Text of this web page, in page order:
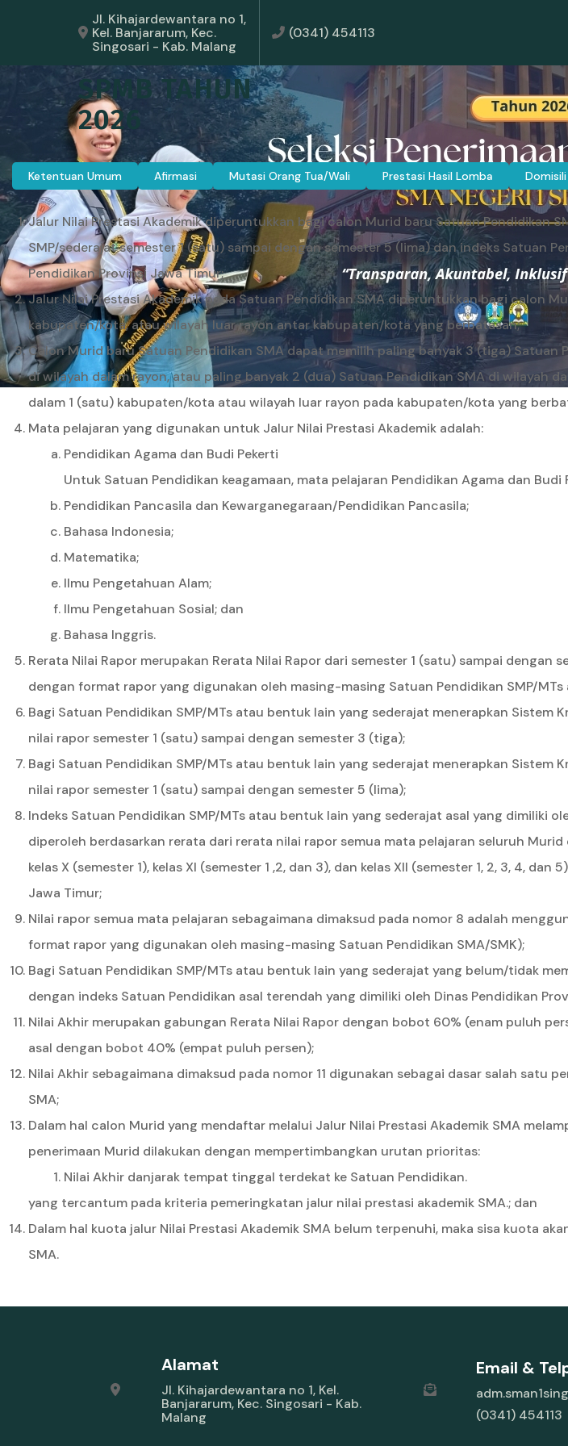
Jl. Kihajardewantara no 1,
Kel. Banjararum, Kec.
Singosari - Kab. Malang
(0341) 454113
SPMB TAHUN
2026
Ketentuan Umum Afirmasi Mutasi Orang Tua/Wali Prestasi Hasil Lomba Domisili
Jalur Nilai Prestasi Akademik diperuntukkan bagi calon Murid baru Satuan Pendidikan
SMP/sederajat semester 1 (satu) sampai dengan semester 5 (lima) dan indeks Satuan
Pendidikan Provinsi Jawa Timur;
Jalur Nilai Prestasi Akademik pada Satuan Pendidikan SMA diperuntukkan bagi calon
kabupaten/kota, atau wilayah luar rayon antar kabupaten/kota yang berbatasan;
Calon Murid baru Satuan Pendidikan SMA dapat memilih paling banyak 3 (tiga)
di wilayah dalam rayon, atau paling banyak 2 (dua) Satuan Pendidikan SMA di wilayah
dalam 1 (satu) kabupaten/kota atau wilayah luar rayon pada kabupaten/kota yang
Mata pelajaran yang digunakan untuk Jalur Nilai Prestasi Akademik adalah:
Pendidikan Agama dan Budi Pekerti
Untuk Satuan Pendidikan keagamaan, mata pelajaran Pendidikan Agama dan
Pendidikan Pancasila dan Kewarganegaraan/Pendidikan Pancasila;
Bahasa Indonesia;
Matematika;
Ilmu Pengetahuan Alam;
Ilmu Pengetahuan Sosial; dan
Bahasa Inggris.
Rerata Nilai Rapor merupakan Rerata Nilai Rapor dari semester 1 (satu) sampai
dengan format rapor yang digunakan oleh masing-masing Satuan Pendidikan SMP/
Bagi Satuan Pendidikan SMP/MTs atau bentuk lain yang sederajat menerapkan Sistem
nilai rapor semester 1 (satu) sampai dengan semester 3 (tiga);
Bagi Satuan Pendidikan SMP/MTs atau bentuk lain yang sederajat menerapkan Sistem
nilai rapor semester 1 (satu) sampai dengan semester 5 (lima);
Indeks Satuan Pendidikan SMP/MTs atau bentuk lain yang sederajat asal yang dimiliki
diperoleh berdasarkan rerata dari rerata nilai rapor semua mata pelajaran seluruh
kelas X (semester 1), kelas XI (semester 1 ,2, dan 3), dan kelas XII (semester 1, 2, 3, 4,
Jawa Timur;
Nilai rapor semua mata pelajaran sebagaimana dimaksud pada nomor 8 adalah
format rapor yang digunakan oleh masing-masing Satuan Pendidikan SMA/SMK);
Bagi Satuan Pendidikan SMP/MTs atau bentuk lain yang sederajat yang belum/tidak
dengan indeks Satuan Pendidikan asal terendah yang dimiliki oleh Dinas Pendidikan
Nilai Akhir merupakan gabungan Rerata Nilai Rapor dengan bobot 60% (enam puluh
asal dengan bobot 40% (empat puluh persen);
Nilai Akhir sebagaimana dimaksud pada nomor 11 digunakan sebagai dasar salah satu
SMA;
Dalam hal calon Murid yang mendaftar melalui Jalur Nilai Prestasi Akademik SMA
penerimaan Murid dilakukan dengan mempertimbangkan urutan prioritas:
Nilai Akhir danjarak tempat tinggal terdekat ke Satuan Pendidikan.
yang tercantum pada kriteria pemeringkatan jalur nilai prestasi akademik SMA.; dan
Dalam hal kuota jalur Nilai Prestasi Akademik SMA belum terpenuhi, maka sisa kuota
SMA.
Alamat
Jl. Kihajardewantara no 1, Kel.
Banjararum, Kec. Singosari - Kab.
Malang
Email &
(0341) 454113